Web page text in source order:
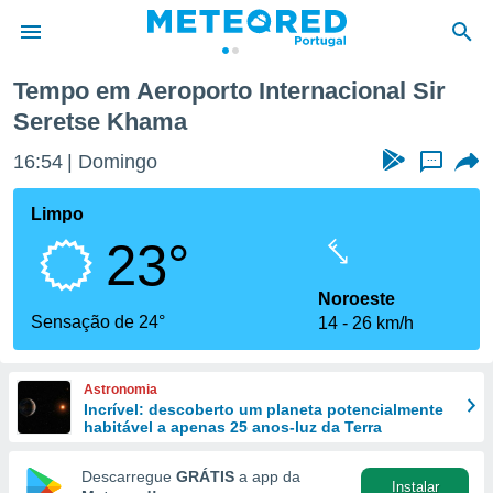
da
foi
para
e
Tempo em Aeroporto Internacional Sir
Seretse Khama
16:54 Domingo ...
Limpo
23°
Sensação de 24°
Noroeste
14
26 km/h
Astronomia
Incrível: descoberto um planeta potencialmente
habitável a apenas 25 anos-luz da Terra
Descarregue GRÁTIS a app da
Instalar